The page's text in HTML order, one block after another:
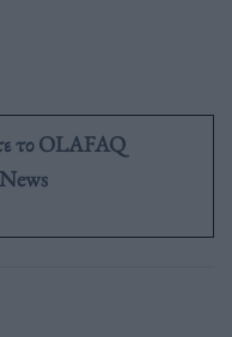
το OLAFAQ